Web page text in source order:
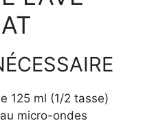
125 ml (1/2 tasse)
micro-ondes